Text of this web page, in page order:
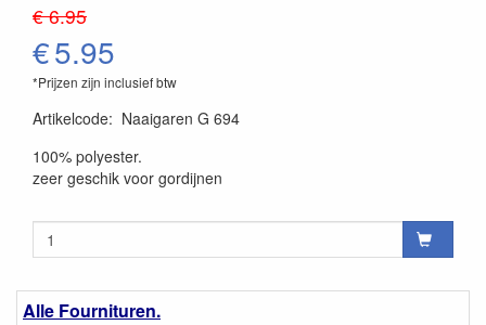
Alle Fournituren.
€ 6.95
€5.95
*Prijzen zijn inclusief btw
Artikelcode: Naaigaren G 694
100% polyester.
zeer geschik voor gordijnen